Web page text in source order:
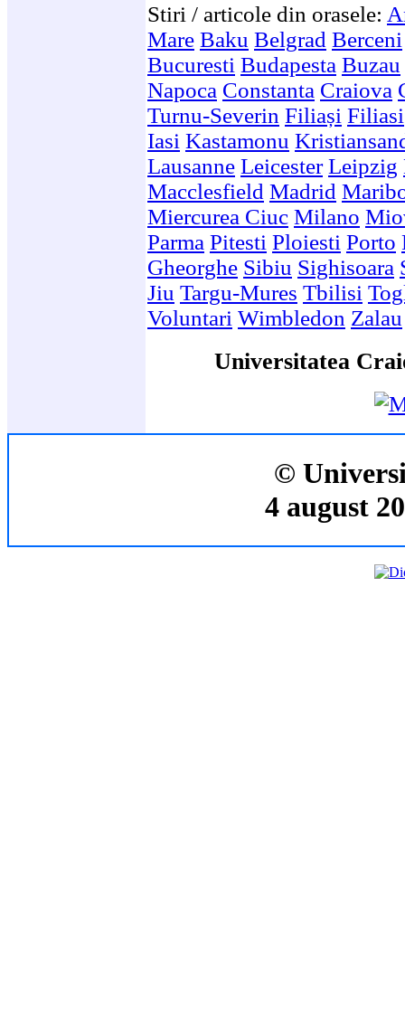
Stiri / articole din orasele:
Mare Baku Belgrad Berceni
Bucuresti Budapesta Buzau
Napoca Constanta Craiova
Turnu-Severin Filiași Filiasi
Iasi Kastamonu
Lausanne Leicester Leipzig
Macclesfield Madrid
Miercurea Ciuc Milano
Parma Pitesti Ploiesti Porto
Gheorghe Sibiu Sighisoara
Jiu Targu-Mures Tbilisi
Voluntari Wimbledon Zalau
Universitatea
©
4 august